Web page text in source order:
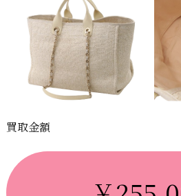
買取金額